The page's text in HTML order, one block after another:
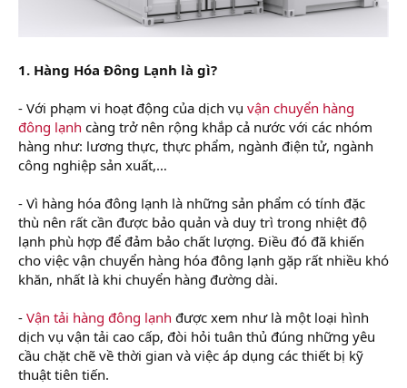
1. Hàng Hóa Đông Lạnh là gì?
- Với phạm vi hoạt động của dịch vụ vận chuyển hàng
đông lạnh càng trở nên rộng khắp cả nước với các nhóm
hàng như: lương thực, thực phẩm, ngành điện tử, ngành
công nghiệp sản xuất,…
- Vì hàng hóa đông lạnh là những sản phẩm có tính đặc
thù nên rất cần được bảo quản và duy trì trong nhiệt độ
lạnh phù hợp để đảm bảo chất lượng. Điều đó đã khiến
cho việc vận chuyển hàng hóa đông lạnh gặp rất nhiều khó
khăn, nhất là khi chuyển hàng đường dài.
- Vận tải hàng đông lạnh được xem như là một loại hình
dịch vụ vận tải cao cấp, đòi hỏi tuân thủ đúng những yêu
cầu chặt chẽ về thời gian và việc áp dụng các thiết bị kỹ
thuật tiên tiến.